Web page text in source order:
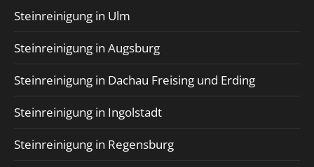
Steinreinigung in Ulm
Steinreinigung in Augsburg
Steinreinigung in Dachau Freising und Erding
Steinreinigung in Ingolstadt
Steinreinigung in Regensburg